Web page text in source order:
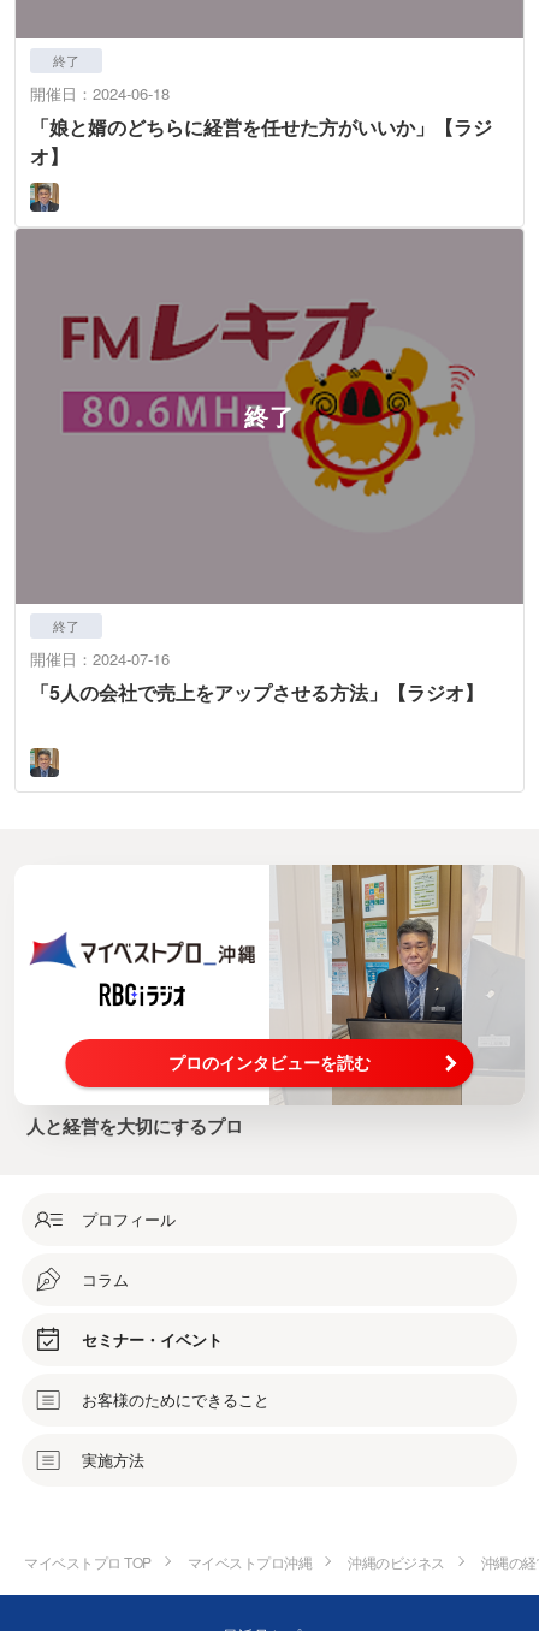
終了
開催日：2024-06-18
「娘と婿のどちらに経営を任せた方がいいか」【ラジ
オ】
終了
開催日：2024-07-16
「5人の会社で売上をアップさせる方法」【ラジオ】
プロのインタビューを読む
人と経営を大切にするプロ
プロフィール
コラム
セミナー・イベント
お客様のためにできること
実施方法
マイベストプロ TOP マイベストプロ沖縄 沖縄のビジネス 沖縄の